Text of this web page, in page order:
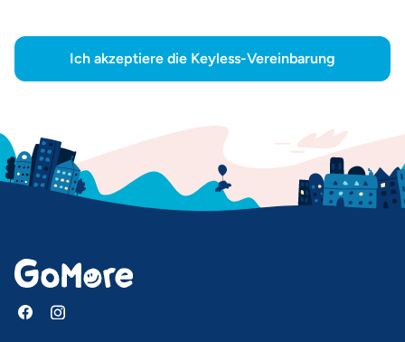
Ich akzeptiere die Keyless-Vereinbarung